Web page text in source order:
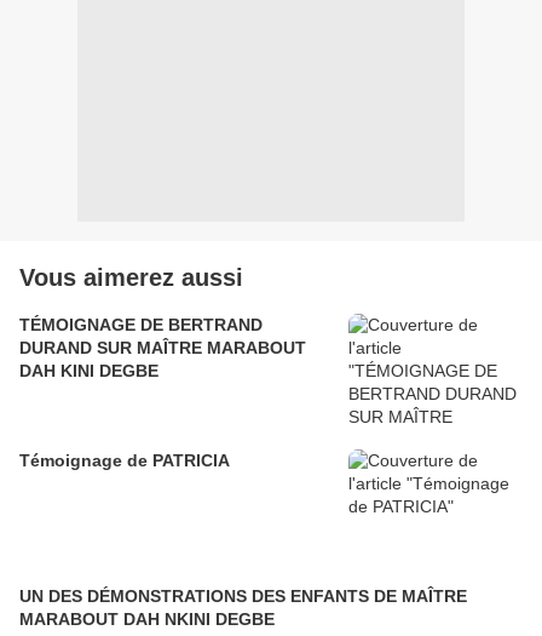
Vous aimerez aussi
TÉMOIGNAGE DE BERTRAND
DURAND SUR MAÎTRE MARABOUT
DAH KINI DEGBE
Témoignage de PATRICIA
UN DES DÉMONSTRATIONS DES ENFANTS DE MAÎTRE
MARABOUT DAH NKINI DEGBE